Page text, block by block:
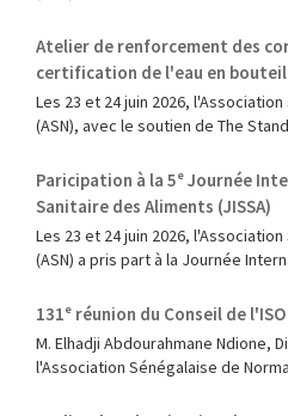
Atelier de renforcement des
certification de l'eau en
Les 23 et 24 juin 2026,
(ASN), avec le soutien de The
Paricipation à la 5ᵉ Journée
Sanitaire des Aliments (JISSA)
‎Les 23 et 24 juin 2026,
(ASN) a pris part à la Journée
131ᵉ réunion du Conseil de l'ISO
M. Elhadji Abdourahmane Ndione,
l'Association Sénégalaise de